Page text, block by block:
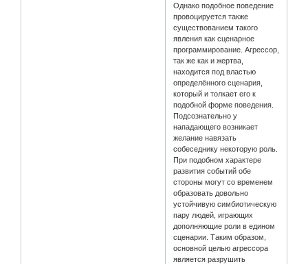
Однако подобное поведение
провоцируется также
существованием такого
явления как сценарное
программирование. Агрессор,
так же как и жертва,
находится под властью
определённого сценария,
который и толкает его к
подобной форме поведения.
Подсознательно у
нападающего возникает
желание навязать
собеседнику некоторую роль.
При подобном характере
развития событий обе
стороны могут со временем
образовать довольно
устойчивую симбиотическую
пару людей, играющих
дополняющие роли в едином
сценарии. Таким образом,
основной целью агрессора
является разрушить